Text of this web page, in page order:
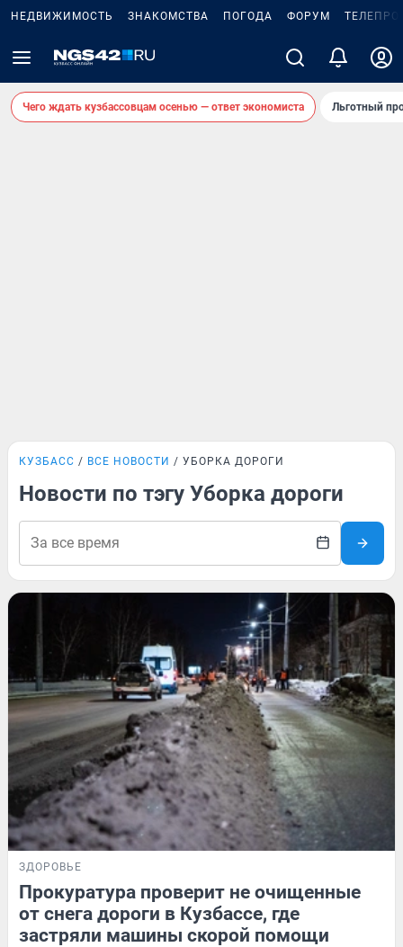
НЕДВИЖИМОСТЬ ЗНАКОМСТВА ПОГОДА ФОРУМ
Чего ждать кузбассовцам осенью — ответ экономиста Льготный
КУЗБАСС ВСЕ НОВОСТИ УБОРКА ДОРОГИ
Новости по тэгу Уборка дороги
ЗДОРОВЬЕ
Прокуратура проверит не очищенные
от снега дороги в Кузбассе, где
застряли машины скорой помощи